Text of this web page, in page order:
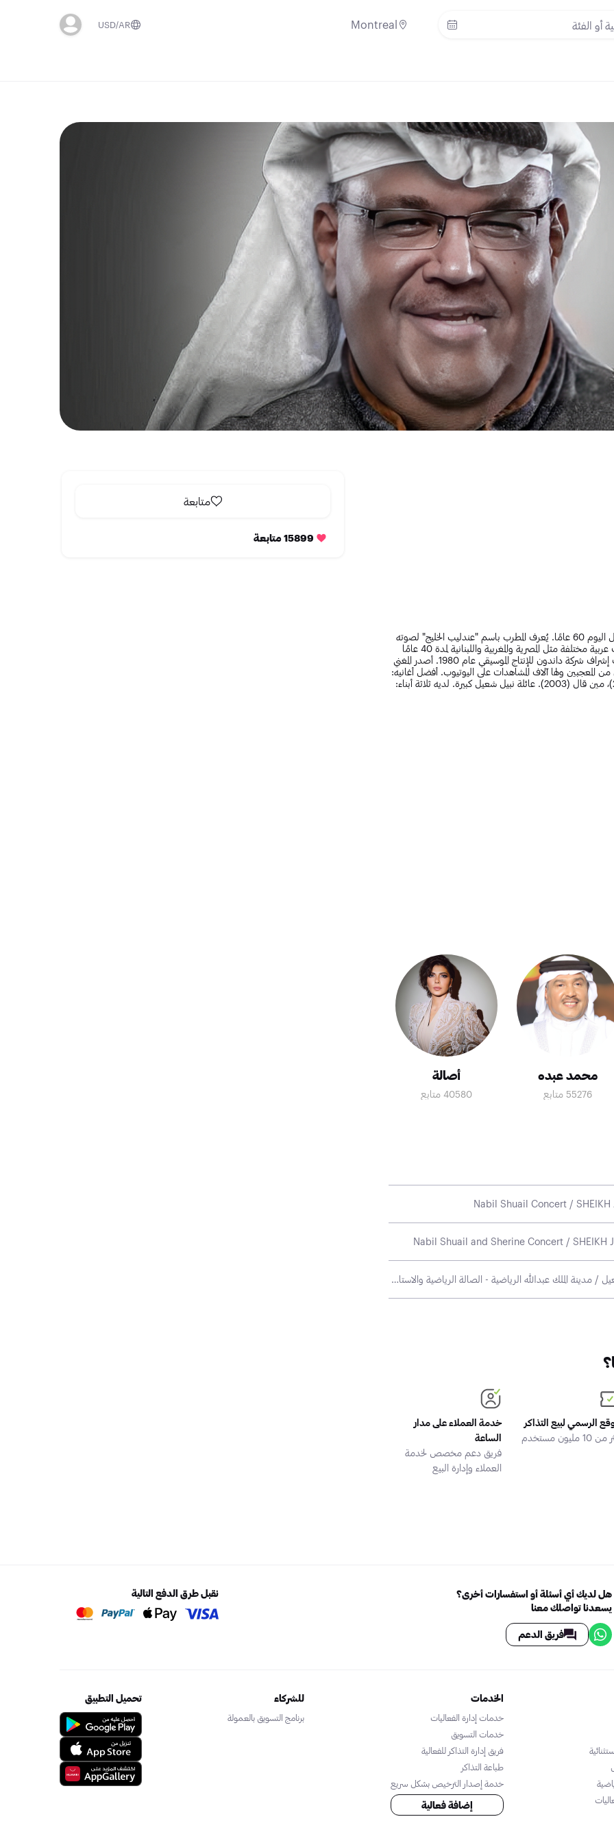
Montreal
AR
USD
متابعة
نبيل شعيل مغني كويتي. من مواليد 1 يناير 1962. يبلغ عمر نبيل شعيل اليوم 60 عامًا. يُعرف المطرب باسم "عندليب الخليج" لصوته
الرائع ومساهمته الواسعة في الثقافة الموسيقية في الكويت. يغني لهجات عربية مختلفة مثل المصرية والمغربية واللبنانية لمدة 40 عامًا
من حياته المهنية كمغني. اشتهر بألبومه "سكة سفر" الذي صدرت تحت إشراف شركة داندون للإنتاج الموسيقي عام 1980. أصدر المغني
من المعجبين ولها آلاف المشاهدات على اليوتيوب. أفضل أغانيه:
ما اروعك (2012)، نهاب (2022)، نبيل شويل (2006)، يقولون (2021)، مين قال (2003). عائلة نبيل شعيل كبيرة. لديه ثلاثة أبناء:
محمد عبده
55276 متابع
أصالة
40580 متابع
الجمعة 24 نوفمبر / حفل الفنان عبادي الجوهر و الفنان نبيل شعيل / مدينة الملك عبدالله الرياضية - الصالة الرياضية والاستاد الرياضي
الرسمي لبيع التذاكر
مليون مستخدم
خدمة العملاء على مدار
الساعة
فريق دعم مخصص لخدمة
العملاء وإدارة البيع
هل لديك أي أسئلة أو استفسارات أخرى؟
يسعدنا تواصلك معنا
فريق الدعم
نقبل طرق الدفع التالية
الخدمات
خدمات إدارة الفعاليات
خدمات التسويق
فريق إدارة التذاكر للفعالية
طباعة التذاكر
خدمة إصدار الترخيص بشكل سريع
إضافة فعالية
للشركاء
برنامج التسويق بالعمولة
تحميل التطبيق